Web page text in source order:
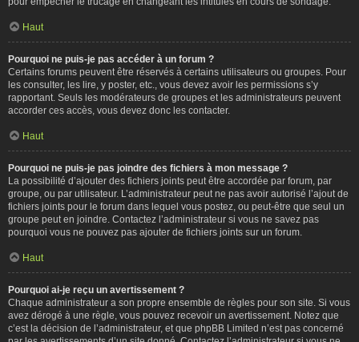
Haut
Pourquoi ne puis-je pas accéder à un forum ?
Certains forums peuvent être réservés à certains utilisateurs ou groupes. Pour
les consulter, les lire, y poster, etc., vous devez avoir les permissions s’y
rapportant. Seuls les modérateurs de groupes et les administrateurs peuvent
accorder ces accès, vous devez donc les contacter.
Haut
Pourquoi ne puis-je pas joindre des fichiers à mon message ?
La possibilité d’ajouter des fichiers joints peut être accordée par forum, par
groupe, ou par utilisateur. L’administrateur peut ne pas avoir autorisé l’ajout de
fichiers joints pour le forum dans lequel vous postez, ou peut-être que seul un
groupe peut en joindre. Contactez l’administrateur si vous ne savez pas
pourquoi vous ne pouvez pas ajouter de fichiers joints sur un forum.
Haut
Pourquoi ai-je reçu un avertissement ?
Chaque administrateur a son propre ensemble de règles pour son site. Si vous
avez dérogé à une règle, vous pouvez recevoir un avertissement. Notez que
c’est la décision de l’administrateur, et que phpBB Limited n’est pas concerné